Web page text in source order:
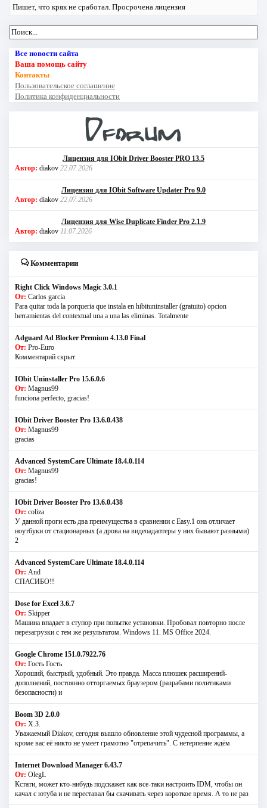
Пишет, что кряк не сработал. Просрочена лицензия
Все новости сайта
Ваша помощь сайту
Контакты
Пользовательское соглашение
Политика конфиденциальности
Лицензия для IObit Driver Booster PRO 13.5
Автор: diakov 22.07.2026
Лицензия для IObit Software Updater Pro 9.0
Автор: diakov 22.07.2026
Лицензия для Wise Duplicate Finder Pro 2.1.9
Автор: diakov 11.07.2026
Комментарии
Right Click Windows Magic 3.0.1
От: Carlos garcia
Para quitar toda la porqueria que instala en hibituninstaller (gratuito) opcion
herramientas del contextual una a una las eliminas. Totalmente
Adguard Ad Blocker Premium 4.13.0 Final
От: Pro-Euro
Комментарий скрыт
IObit Uninstaller Pro 15.6.0.6
От: Magnus99
funciona perfecto, gracias!
IObit Driver Booster Pro 13.6.0.438
От: Magnus99
gracias
Advanced SystemCare Ultimate 18.4.0.114
От: Magnus99
gracias!
IObit Driver Booster Pro 13.6.0.438
От: coliza
У данной проги есть два преимущества в сравнении с Easy.1 она отличает
ноутбуки от стационарных (а дрова на видеоадаптеры у них бывают разными)
2
Advanced SystemCare Ultimate 18.4.0.114
От: And
СПАСИБО!!
Dose for Excel 3.6.7
От: Skipper
Машина впадает в ступор при попытке установки. Пробовал повторно после
перезагрузки с тем же результатом. Windows 11. MS Offiсe 2024.
Google Chrome 151.0.7922.76
От: Гость Гость
Хороший, быстрый, удобный. Это правда. Масса плюшек расширений-
дополнений, постоянно отторгаемых браузером (разрабами политиками
безопасности) и
Boom 3D 2.0.0
От: Х.З.
Уважаемый Diakov, сегодня вышло обновление этой чудесной программы, а
кроме вас её никто не умеет грамотно "отрепачить". С нетерпение ждём
Internet Download Manager 6.43.7
От: OlegL
Кстати, может кто-нибудь подскажет как все-таки настроить IDM, чтобы он
качал с ютуба и не переставал бы скачивать через короткое время. А то не раз